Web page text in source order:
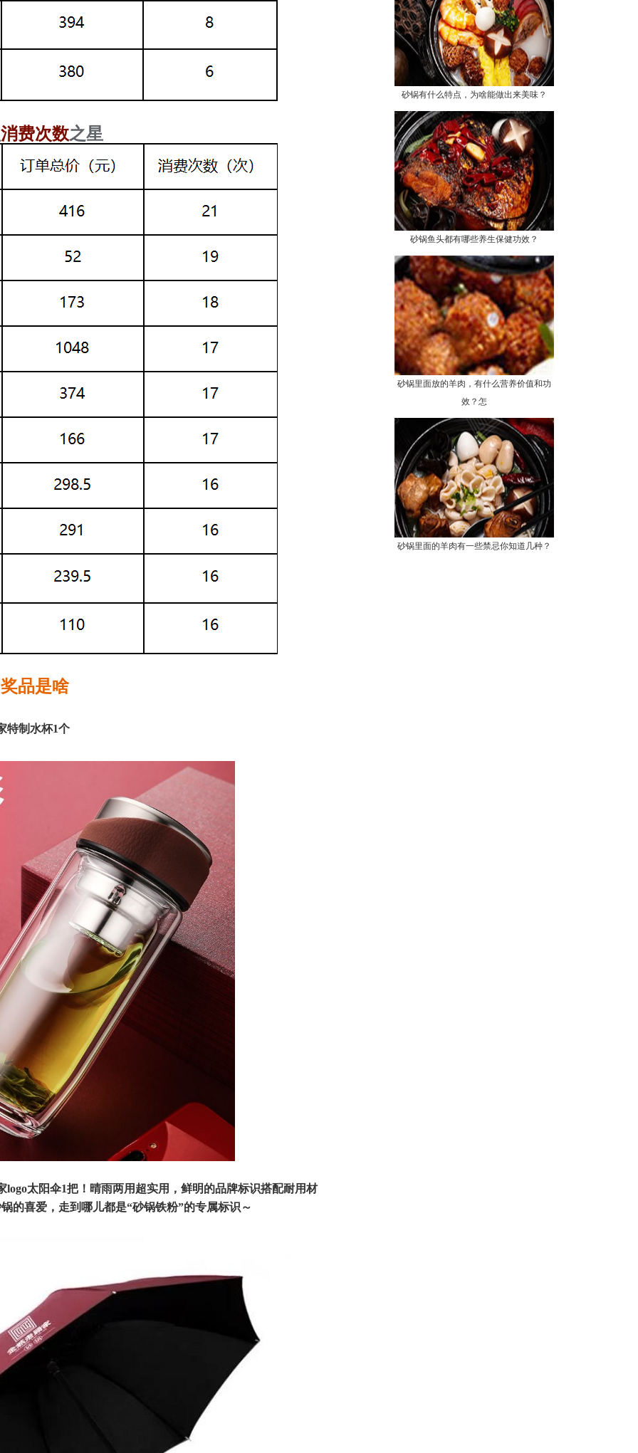
消费次数之星
奖品是啥
特制水杯1个
太阳伞1把！晴雨两用超实用，鲜明的品牌标识搭配耐用材
的喜爱，走到哪儿都是“砂锅铁粉”的专属标识～
砂锅有什么特点，为啥能做出来美味？
砂锅鱼头都有哪些养生保健功效？
砂锅里面放的羊肉，有什么营养价值和功
效？怎
砂锅里面的羊肉有一些禁忌你知道几种？